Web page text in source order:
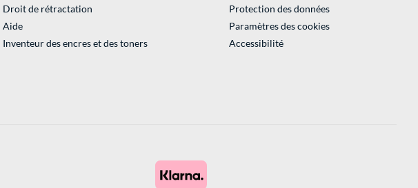
Droit de rétractation
Aide
Inventeur des encres et des toners
Protection des données
Paramètres des cookies
Accessibilité